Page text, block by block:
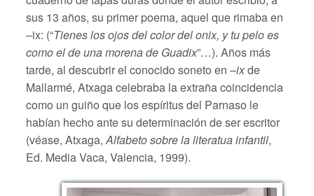
sus 13 años, su primer poema, aquel que rimaba en
–ix: (“Tienes los ojos del color del onix, y tu pelo es
como el de una morena de Guadix”…). Años más
tarde, al descubrir el conocido soneto en –ixde
Mallarmé, Atxaga celebraba la extraña coincidencia
como un guiño que los espíritus del Parnaso le
habían hecho ante su determinación de ser escritor
(véase, Atxaga,Alfabeto sobre la literatua infantil,
Ed. Media Vaca, Valencia, 1999).